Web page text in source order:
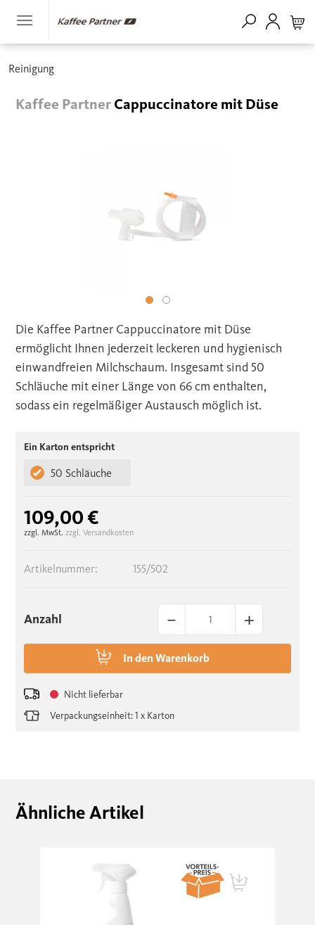
Reinigung
Kaffee PartnerCappuccinatore mit Düse
Die Kaffee Partner Cappuccinatore mit Düse
ermöglicht Ihnen jederzeit leckeren und hygienisch
einwandfreien Milchschaum. Insgesamt sind 50
Schläuche mit einer Länge von 66 cm enthalten,
sodass ein regelmäßiger Austausch möglich ist.
Ein Karton entspricht
50 Schläuche
109,00 €
zzgl. MwSt. zzgl. Versandkosten
Nicht lieferbar
Verpackungseinheit: 1 x Karton
Artikelnummer: 155/502
Anzahl – +
In den Warenkorb
Ähnliche Artikel